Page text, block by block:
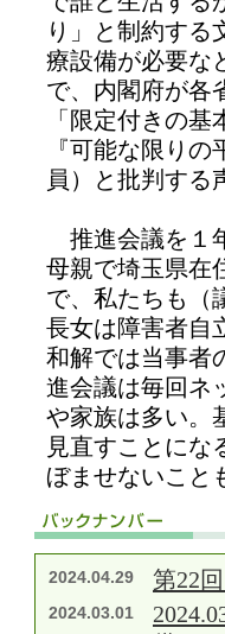
り」と制約する
療設備が必要な
で、内閣府が各
「限定付きの
『可能な限り
員）と批判する
推進会議を１
母親で埼玉県在
で、私たちも（
長女は障害者自
和解では当事者
進会議は毎回ネ
や家族は多い。
見直すことにな
ぼませないこと
2024.04.29 第22
2024.03.01